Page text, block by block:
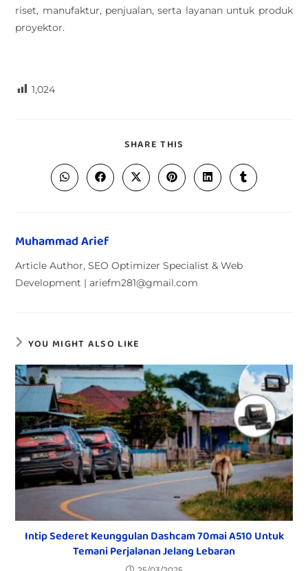
riset, manufaktur, penjualan, serta layanan untuk produk
proyektor.
1,024
SHARE THIS
Muhammad Arief
Article Author, SEO Optimizer Specialist & Web
Development | ariefm281@gmail.com
YOU MIGHT ALSO LIKE
Intip Sederet Keunggulan Dashcam 70mai A510 Untuk
Temani Perjalanan Jelang Lebaran